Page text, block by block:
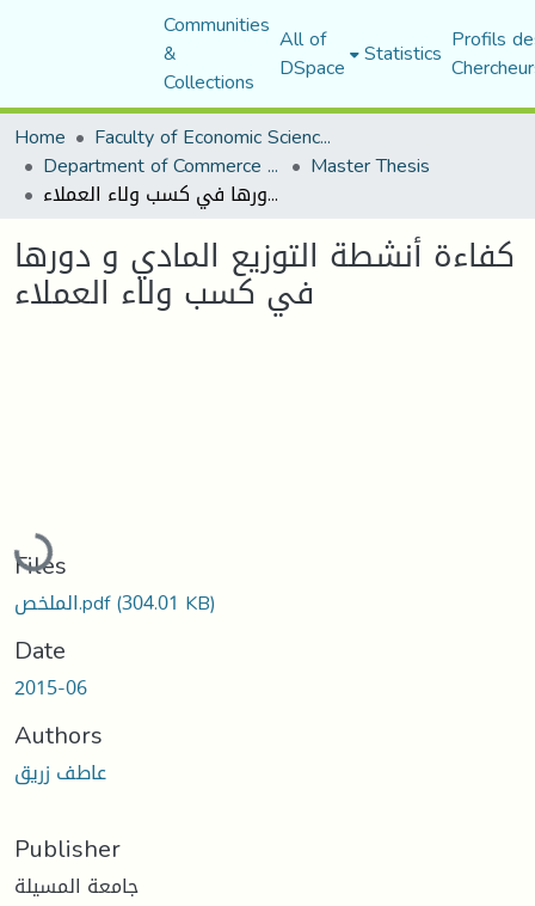
Communities
&
Collections
All of
DSpace Statistics Profils
Home
Faculty of Economic Sciences, Commerce and Management Sciences
Department of Commerce Science Master Thesis
كفاءة أنشطة التوزيع المادي و دورها في كسب ولاء العملاء
كفاءة أنشطة التوزيع المادي و دورها
في كسب ولاء العملاء
Loading...
Files
الملخص.pdf(304.01 KB)
Date
2015-06
Authors
عاطف زريق
Publisher
جامعة المسيلة